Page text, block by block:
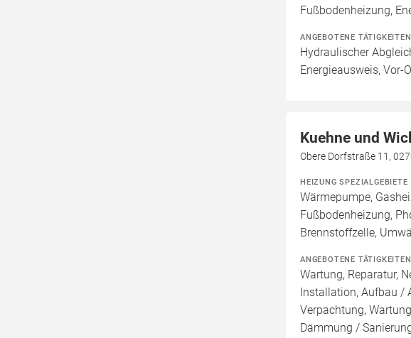
Fußbodenheizung,
ANGEBOTENE TÄTIGKEITEN
Hydraulischer
Energieausweis, Vor-
Kuehne und
Obere Dorfstraße 11,
HEIZUNG SPEZIALGEBIETE
Wärmepumpe,
Fußbodenheizung,
Brennstoffzelle,
ANGEBOTENE TÄTIGKEITEN
Wartung, Reparatur,
Installation, Aufbau /
Verpachtung,
Dämmung /